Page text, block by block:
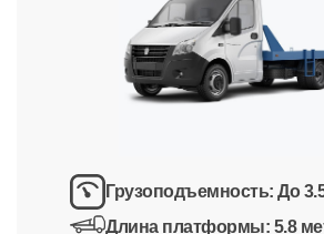
Грузоподъемность:До
Длина платформы: 5.8